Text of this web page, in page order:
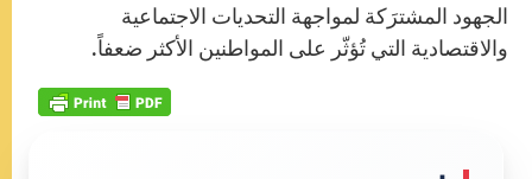
الجهود المشترَكة لمواجهة التحديات الاجتماعية
والاقتصادية التي تُؤثّر على المواطنين الأكثر ضعفاً.